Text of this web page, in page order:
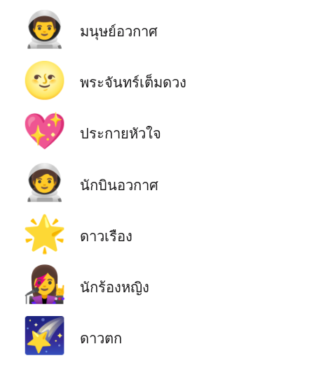
👨‍🚀 มนุษย์อวกาศ
🌝 พระจันทร์เต็มดวง
💖 ประกายหัวใจ
🧑‍🚀 นักบินอวกาศ
🌟 ดาวเรือง
👩‍🎤 นักร้องหญิง
🌠 ดาวตก